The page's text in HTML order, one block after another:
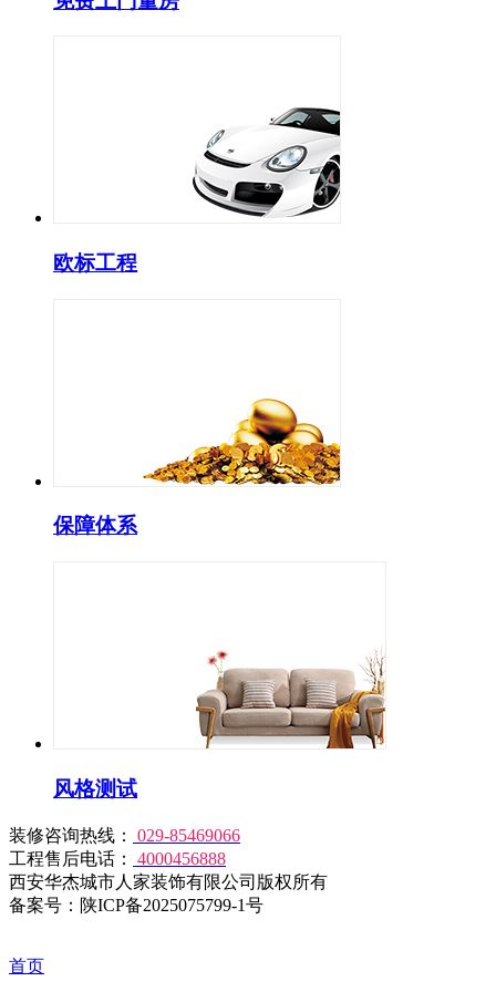
欧标工程
保障体系
风格测试
装修咨询热线：
029-85469066
工程售后电话：
4000456888
西安华杰城市人家装饰有限公司版权所有
备案号：陕ICP备2025075799-1号
首页